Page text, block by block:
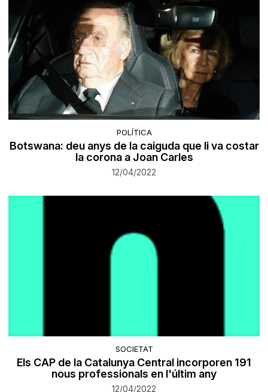
POLÍTICA
Botswana: deu anys de la caiguda que li va costar
la corona a Joan Carles
12/04/2022
SOCIETAT
Els CAP de la Catalunya Central incorporen 191
nous professionals en l'últim any
12/04/2022